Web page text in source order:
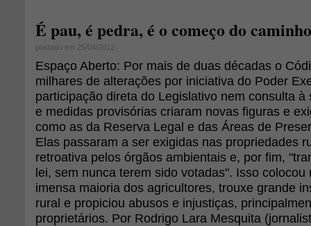
É pau, é pedra, é o começo do caminho
postado em 25/04/2012
Espaço Aberto: Por mais de duas décadas o
milhares de alterações por iniciativa do Poder
participação direta do Legislativo nem consulta à
e medidas provisórias criaram novas figuras e
como as da Reserva Legal e das Áreas de
Elas passaram a ser exigidas nas propriedades
retroativa pelos órgãos ambientais e, por fim,
lei, sem nunca terem sido votadas". Isso colocou
imensa maioria dos agricultores, trouxe grande
rural e propiciou abusos e injustiças,
proprietários. Por Rodrigo Lara Mesquita